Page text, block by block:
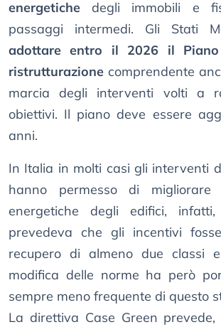
energetiche degli immobili e
passaggi intermedi. Gli Stati
adottare entro il 2026 il
ristrutturazione comprendente
marcia degli interventi volti a
obiettivi. Il piano deve essere
anni.
In Italia in molti casi gli interventi
hanno permesso di migliorare
energetiche degli edifici,
prevedeva che gli incentivi
recupero di almeno due classi
modifica delle norme ha però
sempre meno frequente di questo
La direttiva Case Green